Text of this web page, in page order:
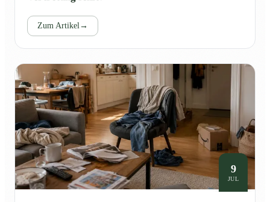
Zum Artikel→
9
JUL